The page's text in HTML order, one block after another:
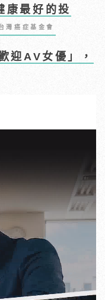
康最好的投
灣癌症基金會
迎AV女優」，